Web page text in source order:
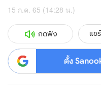
15 ก.ค. 65 (14:28 น.)
กดฟัง แชร์
ตั้ง